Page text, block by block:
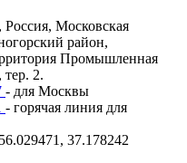
Московская
район,
Промышленная
2.
- для Москвы
- горячая линия для
37.178242